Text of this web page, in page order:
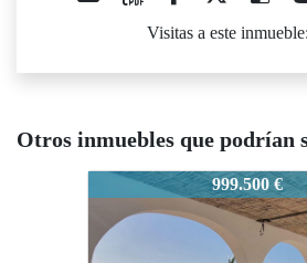
Visitas a este
Otros inmuebles que podrían
999.500 €
1893-FB-VE 750.000 €